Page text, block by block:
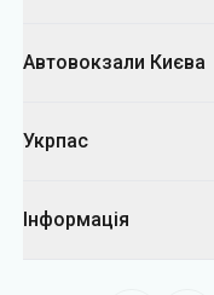
Автовокзали Києва
Укрпас
Інформація